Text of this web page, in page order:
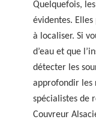
Quelquefois,
évidentes.
à localiser. Si
d’eau et que
détecter les
approfondir les
spécialistes de
Couvreur